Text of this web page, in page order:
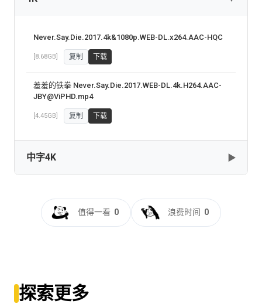
网盘下载
Never.Say.Die.2017.4k&1080p.WEB-DL.x264.AAC-HQC
[8.68GB] 复制 下载
羞羞的铁拳 Never.Say.Die.2017.WEB-DL.4k.H264.AAC-
JBY@ViPHD.mp4
[4.45GB] 复制 下载
中字4K ▶
幕].Never.Say.Die.2017.2160p.HQ.WEB-
DL.H265.60fps.AAC-DreamHD
DreamHD
值得一看 0 浪费时间 0
探索更多